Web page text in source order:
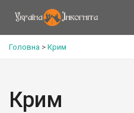
Головна > Крим
Крим